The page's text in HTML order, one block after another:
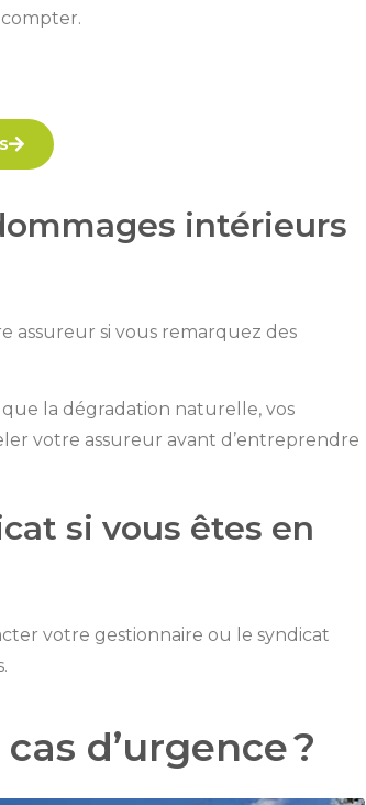
intérieurs
assureur si vous remarquez des
la dégradation naturelle, vos
votre assureur avant d’entreprendre
si vous êtes en
votre gestionnaire ou le syndicat
d’urgence ?